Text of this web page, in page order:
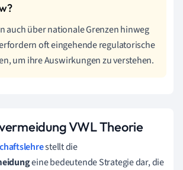
auch über nationale Grenzen hinweg
oft eingehende regulatorische
um ihre Auswirkungen zu verstehen.
VWL Theorie
stellt die
eine bedeutende Strategie dar, die